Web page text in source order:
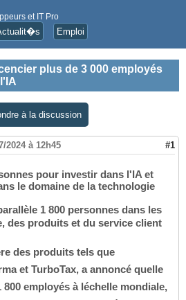
et IT Pro
Emploi
plus de 3 000 employés
à la discussion
2024 à 12h45 #1
pour investir dans l'IA et
le domaine de la technologie
1 800 personnes dans les
des produits et du service client
des produits tels que
et TurboTax, a annoncé quelle
employés à léchelle mondiale,